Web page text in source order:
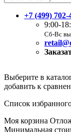
+7 (499) 702-
9:00-
Сб-Вс
Выберите в
добавить к
Список
Моя корзина
Минимальная